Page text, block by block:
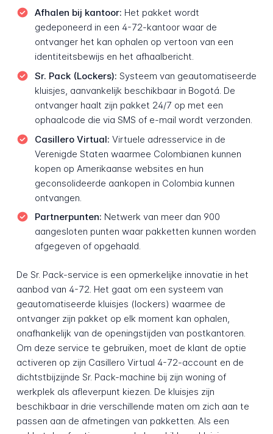
Afhalen bij kantoor: Het pakket wordt
gedeponeerd in een 4-72-kantoor waar de
ontvanger het kan ophalen op vertoon van een
identiteitsbewijs en het afhaalbericht.
Sr. Pack (Lockers): Systeem van geautomatiseerde
kluisjes, aanvankelijk beschikbaar in Bogotá. De
ontvanger haalt zijn pakket 24/7 op met een
ophaalcode die via SMS of e-mail wordt verzonden.
Casillero Virtual: Virtuele adresservice in de
Verenigde Staten waarmee Colombianen kunnen
kopen op Amerikaanse websites en hun
geconsolideerde aankopen in Colombia kunnen
ontvangen.
Partnerpunten: Netwerk van meer dan 900
aangesloten punten waar pakketten kunnen worden
afgegeven of opgehaald.
De Sr. Pack-service is een opmerkelijke innovatie in het
aanbod van 4-72. Het gaat om een systeem van
geautomatiseerde kluisjes (lockers) waarmee de
ontvanger zijn pakket op elk moment kan ophalen,
onafhankelijk van de openingstijden van postkantoren.
Om deze service te gebruiken, moet de klant de optie
activeren op zijn Casillero Virtual 4-72-account en de
dichtstbijzijnde Sr. Pack-machine bij zijn woning of
werkplek als afleverpunt kiezen. De kluisjes zijn
beschikbaar in drie verschillende maten om zich aan te
passen aan de afmetingen van pakketten. Als een